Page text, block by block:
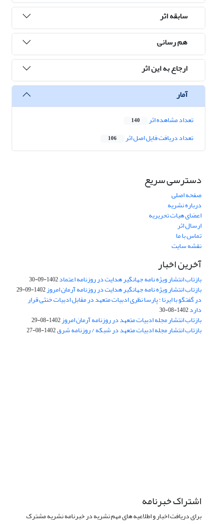
سابقه اثر
هم رسانی
ارجاع به این اثر
آمار
تعداد مشاهده اثر 140
تعداد دریافت فایل اصل اثر 106
دسترسی سریع
صفحه اصلی
درباره نشریه
اعضای هیات تحریریه
ارسال اثر
تماس با ما
نقشه سایت
آخرین اخبار
بازتاب انتشار ویژه نامه جهانگیر هدایت در روزنامه اعتماد1402-09-30
بازتاب انتشار ویژه نامه جهانگیر هدایت در روزنامه آرمان امروز1402-09-29
در گفتگو با ایرنا : پارسا نظری ادبیات متعهد در مقابل ادبیات خنثی قرار
دارد1402-08-30
بازتاب انتشار مجله ادبیات متعهد در روزنامه آرمان امروز1402-08-29
بازتاب انتشار مجله ادبیات متعهد در شبکه / روزنامه شرق1402-08-27
اشتراک خبرنامه
برای دریافت اخبار و اطلاعیه های مهم نشریه در خبرنامه نشریه مشترک